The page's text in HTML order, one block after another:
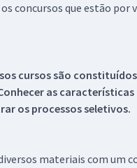
concursos que estão por
cursos são
as características
os processos seletivos.
materiais com um